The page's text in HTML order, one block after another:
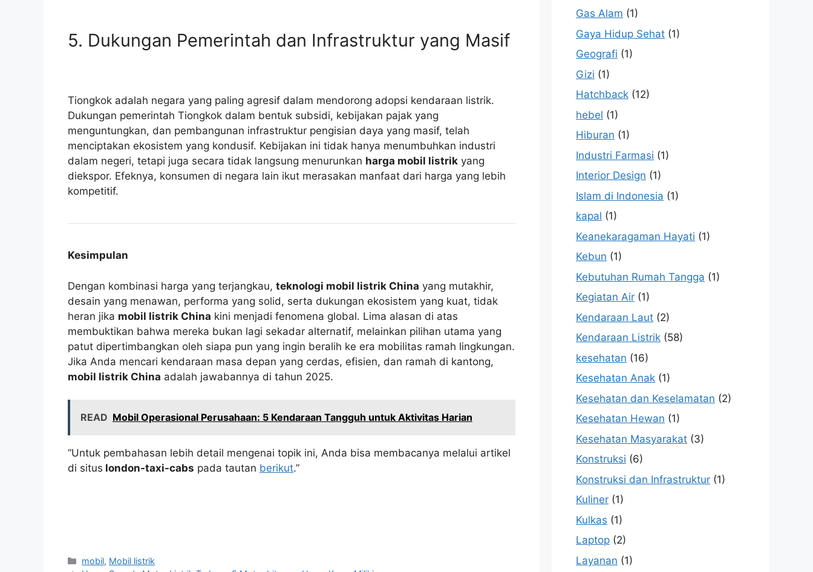
5. Dukungan Pemerintah dan Infrastruktur yang Masif
Tiongkok adalah negara yang paling agresif dalam mendorong adopsi kendaraan listrik.
Dukungan pemerintah Tiongkok dalam bentuk subsidi, kebijakan pajak yang
menguntungkan, dan pembangunan infrastruktur pengisian daya yang masif, telah
menciptakan ekosistem yang kondusif. Kebijakan ini tidak hanya menumbuhkan industri
dalam negeri, tetapi juga secara tidak langsung menurunkan harga mobil listrik yang
diekspor. Efeknya, konsumen di negara lain ikut merasakan manfaat dari harga yang lebih
kompetitif.
Kesimpulan
Dengan kombinasi harga yang terjangkau, teknologi mobil listrik China yang mutakhir,
desain yang menawan, performa yang solid, serta dukungan ekosistem yang kuat, tidak
heran jika mobil listrik China kini menjadi fenomena global. Lima alasan di atas
membuktikan bahwa mereka bukan lagi sekadar alternatif, melainkan pilihan utama yang
patut dipertimbangkan oleh siapa pun yang ingin beralih ke era mobilitas ramah lingkungan.
Jika Anda mencari kendaraan masa depan yang cerdas, efisien, dan ramah di kantong,
mobil listrik China adalah jawabannya di tahun 2025.
READ Mobil Operasional Perusahaan: 5 Kendaraan Tangguh untuk Aktivitas Harian
“Untuk pembahasan lebih detail mengenai topik ini, Anda bisa membacanya melalui artikel
di situs london-taxi-cabs pada tautan berikut.”
Kategori
mobil, Mobil listrik
Gas Alam (1)
Gaya Hidup Sehat (1)
Geografi (1)
Gizi (1)
Hatchback (12)
hebel (1)
Hiburan (1)
Industri Farmasi (1)
Interior Design (1)
Islam di Indonesia (1)
kapal (1)
Keanekaragaman Hayati (1)
Kebun (1)
Kebutuhan Rumah Tangga (1)
Kegiatan Air (1)
Kendaraan Laut (2)
Kendaraan Listrik (58)
kesehatan (16)
Kesehatan Anak (1)
Kesehatan dan Keselamatan (2)
Kesehatan Hewan (1)
Kesehatan Masyarakat (3)
Konstruksi (6)
Konstruksi dan Infrastruktur (1)
Kuliner (1)
Kulkas (1)
Laptop (2)
Layanan (1)